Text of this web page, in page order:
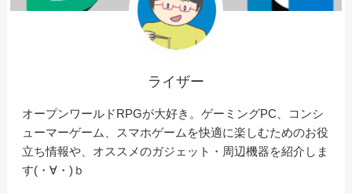
ライザー
オープンワールドRPGが大好き。ゲーミングPC、コンシ
ューマーゲーム、スマホゲームを快適に楽しむためのお役
立ち情報や、オススメのガジェット・周辺機器を紹介しま
す(・∀・)ｂ